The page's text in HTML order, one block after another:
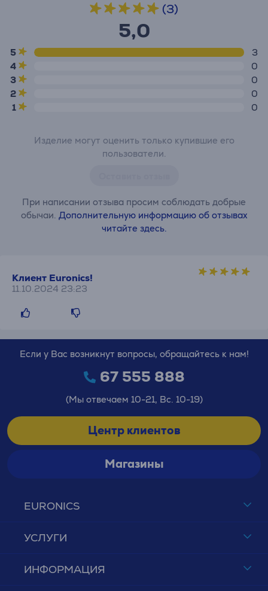
(3)
5,0
5
3
4
0
3
0
2
0
1
0
Изделие могут оценить только купившие его
пользователи.
При написании отзыва просим соблюдать добрые
обычаи. Дополнительную информацию об отзывах
читайте здесь.
Клиент Euronics!
11.10.2024 23:23
EURONICS
УСЛУГИ
ИНФОРМАЦИЯ
Если у Вас возникнут вопросы, обращайтесь к нам!
67 555 888
(Мы отвечаем 10-21, Вс. 10-19)
Центр клиентов
Магазины